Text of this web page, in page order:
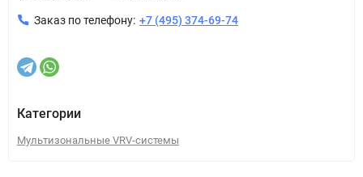
Заказ по телефону: +7 (495) 374-69-74
Категории
Мультизональные VRV-системы